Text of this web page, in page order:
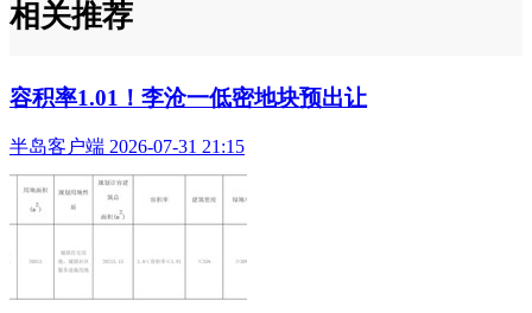
相关推荐
容积率1.01！李沧一低密地块预出让
半岛客户端 2026-07-31 21:15